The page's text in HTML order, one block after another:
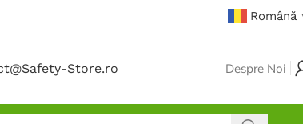
Română
Store.ro Despre Noi